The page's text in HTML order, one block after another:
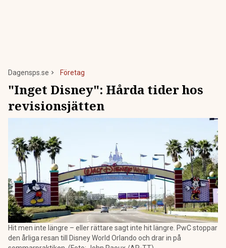
Dagensps.se Företag
"Inget Disney": Hårda tider hos
revisionsjätten
Hit men inte längre – eller rättare sagt inte hit längre. PwC stoppar
den årliga resan till Disney World Orlando och drar in på